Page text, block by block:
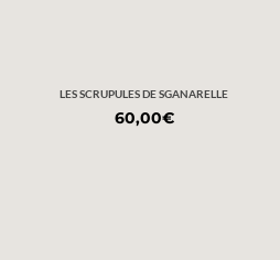
LES SCRUPULES DE SGANARELLE
60,00€